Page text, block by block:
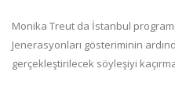
Monika Treut da İstanbul
Jenerasyonları gösteriminin
gerçekleştirilecek söyleşiyi